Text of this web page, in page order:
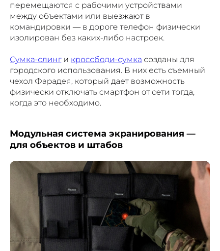
перемещаются с рабочими устройствами
между объектами или выезжают в
командировки — в дороге телефон физически
изолирован без каких-либо настроек.
Сумка-слинги кроссбоди-сумка созданы для
городского использования. В них есть съемный
чехол Фарадея, который дает возможность
физически отключать смартфон от сети тогда,
когда это необходимо.
Модульная система экранирования —
для объектов и штабов